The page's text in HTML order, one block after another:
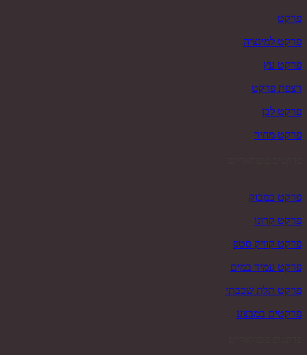
פרקט
פרקט למינציה
פרקט עץ
רצפת פרקט
פרקט לבן
פרקט מחיר
פרקט במבוק
פרקט קרונו
פרקט קוויק סטפ
פרקט עמיד במים
פרקט תלת שכבתי
פרקטים במבצע